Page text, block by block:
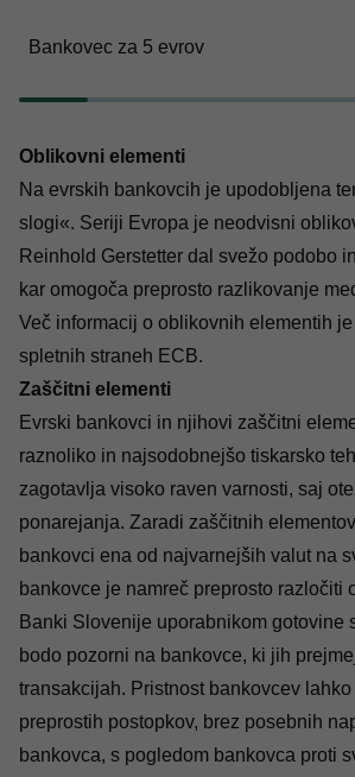
Bankovec za 5 evrov
Oblikovni elementi
Na evrskih bankovcih je upodobljena
slogi«. Seriji Evropa je neodvisni
Reinhold Gerstetter dal svežo podobo
kar omogoča preprosto razlikovanje
Več informacij o oblikovnih elementih
spletnih straneh ECB.
Zaščitni elementi
Evrski bankovci in njihovi zaščitni
raznoliko in najsodobnejšo tiskarsko
zagotavlja visoko raven varnosti, saj
ponarejanja. Zaradi zaščitnih
bankovci ena od najvarnejših valut na
bankovce je namreč preprosto razločiti
Banki Slovenije uporabnikom gotovine
bodo pozorni na bankovce, ki jih
transakcijah. Pristnost bankovcev
preprostih postopkov, brez posebnih
bankovca, s pogledom bankovca proti